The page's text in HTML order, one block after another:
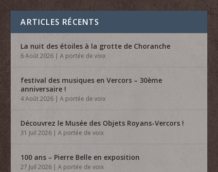
ARTICLES RÉCENTS
La nuit des étoiles à la grotte de Choranche
6 Août 2026 |A portée de voix
festival des musiques en Vercors – 30ème
anniversaire !
4 Août 2026 |A portée de voix
Découvrez le Musée des Objets Royans-Vercors !
31 Juil 2026 |A portée de voix
100 ans – Pierre Belle en exposition
27 Juil 2026 |A portée de voix